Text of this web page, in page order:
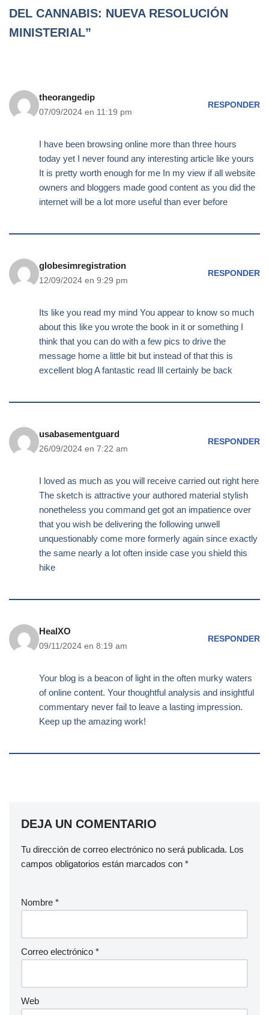
DEL CANNABIS: NUEVA RESOLUCIÓN
MINISTERIAL”
theorangedip
07/09/2024 en 11:19 pm
RESPONDER
I have been browsing online more than three hours
today yet I never found any interesting article like yours
It is pretty worth enough for me In my view if all website
owners and bloggers made good content as you did the
internet will be a lot more useful than ever before
globesimregistration
12/09/2024 en 9:29 pm
RESPONDER
Its like you read my mind You appear to know so much
about this like you wrote the book in it or something I
think that you can do with a few pics to drive the
message home a little bit but instead of that this is
excellent blog A fantastic read Ill certainly be back
usabasementguard
26/09/2024 en 7:22 am
RESPONDER
I loved as much as you will receive carried out right here
The sketch is attractive your authored material stylish
nonetheless you command get got an impatience over
that you wish be delivering the following unwell
unquestionably come more formerly again since exactly
the same nearly a lot often inside case you shield this
hike
HealXO
09/11/2024 en 8:19 am
RESPONDER
Your blog is a beacon of light in the often murky waters
of online content. Your thoughtful analysis and insightful
commentary never fail to leave a lasting impression.
Keep up the amazing work!
DEJA UN COMENTARIO
Tu dirección de correo electrónico no será publicada. Los
campos obligatorios están marcados con *
Nombre *
Correo electrónico *
Web